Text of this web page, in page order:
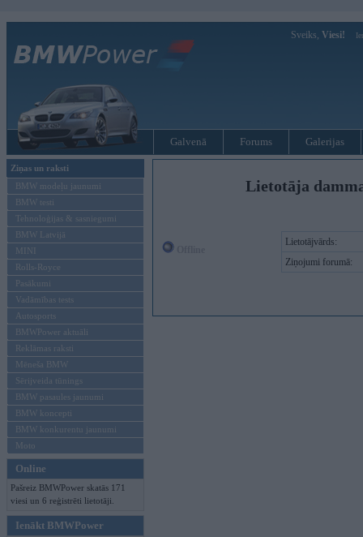
Sveiks, Viesi!
Galvenā Forums Galerijas
Ziņas un raksti
BMW modeļu jaunumi
BMW testi
Tehnoloģijas & sasniegumi
BMW Latvijā
MINI
Rolls-Royce
Pasākumi
Vadāmības tests
Autosports
BMWPower aktuāli
Reklāmas raksti
Mēneša BMW
Sērijveida tūnings
BMW pasaules jaunumi
BMW koncepti
BMW konkurentu jaunumi
Moto
Online
Pašreiz BMWPower skatās 171
viesi un 6 reģistrēti lietotāji.
Ienākt BMWPower
Lietotāja
Lietotājvārds:
Ziņojumi forumā: